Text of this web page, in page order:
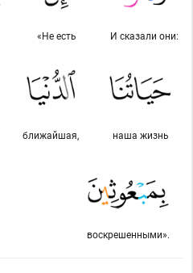
И сказали они:
«Не есть
наша жизнь
ближайшая,
воскрешенными».